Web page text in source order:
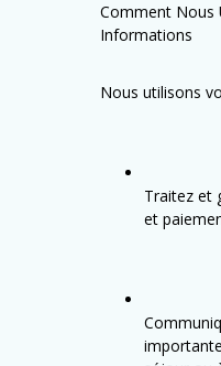
Comment Nous
Informations
Nous utilisons
Traitez et
et